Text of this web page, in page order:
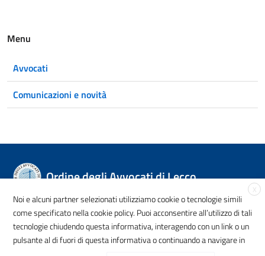
Menu
Avvocati
Comunicazioni e novità
Ordine degli Avvocati di Lecco
Privacy Policy Tel. +39 0341368210 Email
X
Noi e alcuni partner selezionati utilizziamo cookie o tecnologie simili
come specificato nella cookie policy. Puoi acconsentire all’utilizzo di tali
tecnologie chiudendo questa informativa, interagendo con un link o un
pulsante al di fuori di questa informativa o continuando a navigare in